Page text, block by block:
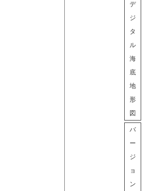
デ
ジ
タ
ル
海
底
地
形
図
バ
ー
ジ
ョ
ン